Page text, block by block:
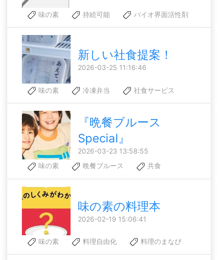
味の素 持続可能 バイオ界面活性剤
新しい社食提案！
2026-03-25 11:16:46
味の素 冷凍弁当 社食サービス
『晩餐ブルース
Special』
2026-03-23 13:58:55
味の素
晩餐ブルース 共食
味の素の料理本
2026-02-19 15:06:41
味の素 料理自由化 料理のまなび